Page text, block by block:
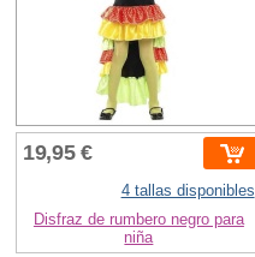
19,95 €
4 tallas disponibles
Disfraz de rumbero negro para
niña